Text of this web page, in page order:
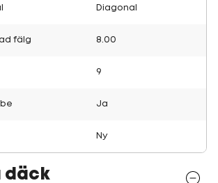
Diagonal
fälg 8.00
9
Ja
Ny
däck